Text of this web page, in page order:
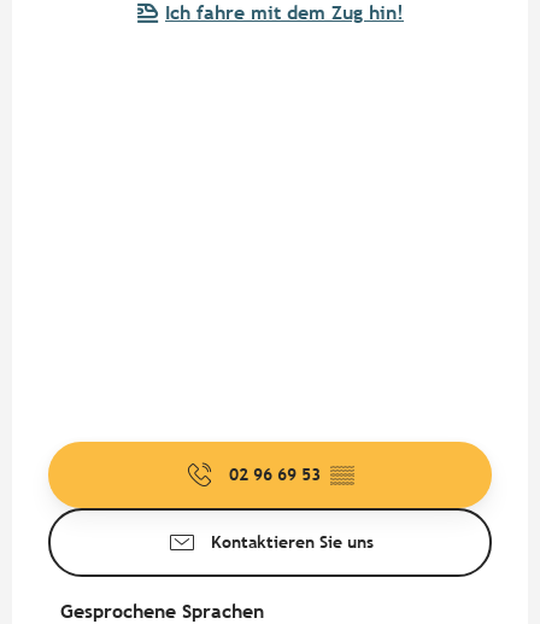
Ich fahre mit dem Zug hin!
02 96 69 53 ▒▒
Kontaktieren Sie uns
Gesprochene Sprachen
Gesprochene Sprachen